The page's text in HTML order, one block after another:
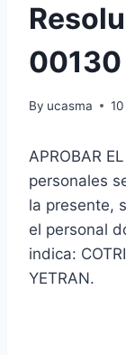
00130
By ucasma
APROBAR
personales
la presente,
el personal
indica:
YETRAN.